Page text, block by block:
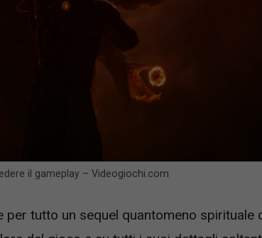
il gameplay – Videogiochi.com
tutto un sequel quantomeno spirituale